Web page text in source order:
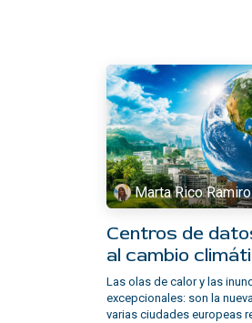
Marta Rico Ramiro
Centros de
al cambio
Las olas de calor y las
excepcionales: son la
varias ciudades europeas